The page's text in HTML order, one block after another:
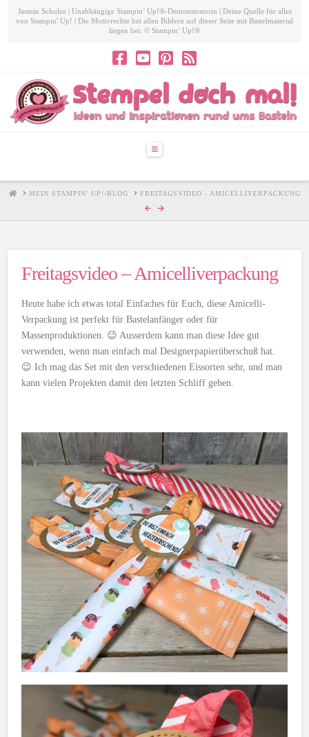
Jasmin Schulze | Unabhängige Stampin’ Up!®-Demonstratorin | Deine Quelle für alles
von Stampin' Up! | Die Motivrechte bei allen Bildern auf dieser Seite mit Bastelmaterial
liegen bei: © Stampin’ Up!®
Navigation
HOMEMEIN STAMPIN' UP!-BLOG FREITAGSVIDEO - AMICELLIVERPACKUNG
Freitagsvideo – Amicelliverpackung
Heute habe ich etwas total Einfaches für Euch, diese Amicelli-
Verpackung ist perfekt für Bastelanfänger oder für
Massenproduktionen. 😉 Ausserdem kann man diese Idee gut
verwenden, wenn man einfach mal Designerpapierüberschuß hat.
😉 Ich mag das Set mit den verschiedenen Eissorten sehr, und man
kann vielen Projekten damit den letzten Schliff geben.